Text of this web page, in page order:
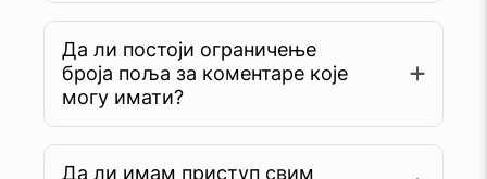
Да ли постоји ограничење
броја поља за коментаре које
могу имати?
Да ли имам приступ свим